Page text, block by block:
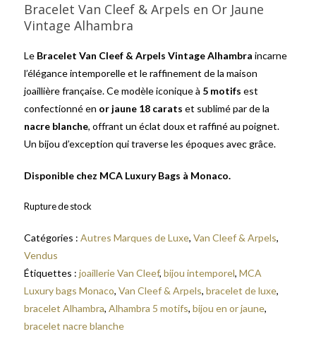
Bracelet Van Cleef & Arpels en Or Jaune
Vintage Alhambra
Le Bracelet Van Cleef & Arpels Vintage Alhambra incarne
l’élégance intemporelle et le raffinement de la maison
joaillière française. Ce modèle iconique à 5 motifs est
confectionné en or jaune 18 carats et sublimé par de la
nacre blanche, offrant un éclat doux et raffiné au poignet.
Un bijou d’exception qui traverse les époques avec grâce.
Disponible chez MCA Luxury Bags à Monaco.
Rupture de stock
Catégories : Autres Marques de Luxe, Van Cleef & Arpels,
Vendus
Étiquettes : joaillerie Van Cleef, bijou intemporel, MCA
Luxury bags Monaco, Van Cleef & Arpels, bracelet de luxe,
bracelet Alhambra, Alhambra 5 motifs, bijou en or jaune,
bracelet nacre blanche